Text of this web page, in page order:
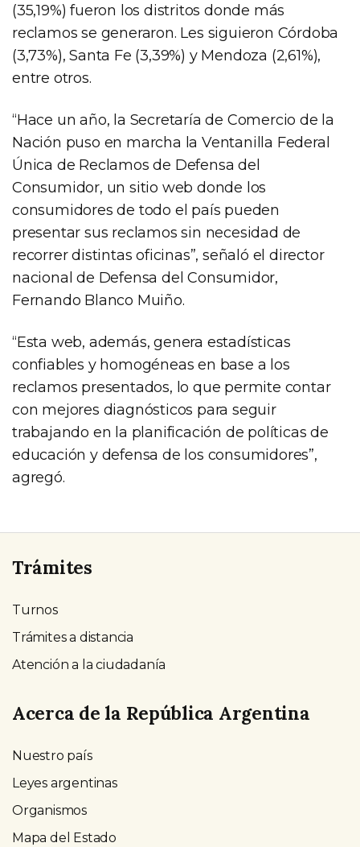
(35,19%) fueron los distritos donde más
reclamos se generaron. Les siguieron Córdoba
(3,73%), Santa Fe (3,39%) y Mendoza (2,61%),
entre otros.
“Hace un año, la Secretaría de Comercio de la
Nación puso en marcha la Ventanilla Federal
Única de Reclamos de Defensa del
Consumidor, un sitio web donde los
consumidores de todo el país pueden
presentar sus reclamos sin necesidad de
recorrer distintas oficinas”, señaló el director
nacional de Defensa del Consumidor,
Fernando Blanco Muiño.
“Esta web, además, genera estadísticas
confiables y homogéneas en base a los
reclamos presentados, lo que permite contar
con mejores diagnósticos para seguir
trabajando en la planificación de políticas de
educación y defensa de los consumidores”,
agregó.
Trámites
Turnos
Trámites a distancia
Atención a la ciudadanía
Acerca de la República Argentina
Nuestro país
Leyes argentinas
Organismos
Mapa del Estado